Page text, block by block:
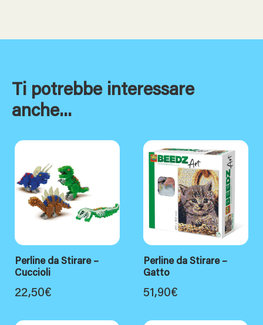
Ti potrebbe interessare
anche...
Perline da Stirare –
Cuccioli
22,50€
Perline da Stirare –
Gatto
51,90€